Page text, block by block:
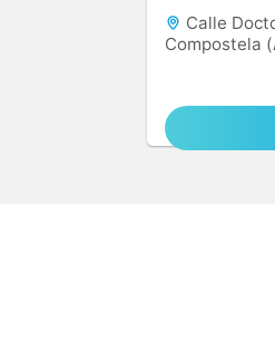
Calle
Compostela